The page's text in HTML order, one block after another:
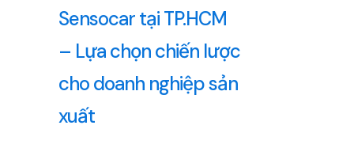
Sensocar tại TP.HCM
– Lựa chọn chiến lược
cho doanh nghiệp sản
xuất